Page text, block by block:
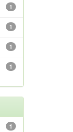
1
1
1
1
1